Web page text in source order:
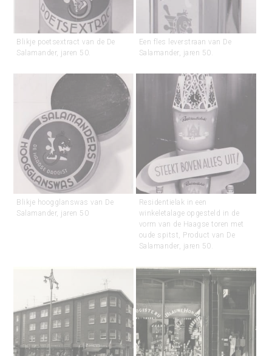
Blikje poetsextract van de De
Salamander, jaren 50.
Een fles leverstraan van De
Salamander, jaren 50.
Blikje hoogglanswas van De
Salamander, jaren 50
Residentielak in een
winkeletalage opgesteld in de
vorm van de Haagse toren met
oude spitst, Product van De
Salamander, jaren 50.